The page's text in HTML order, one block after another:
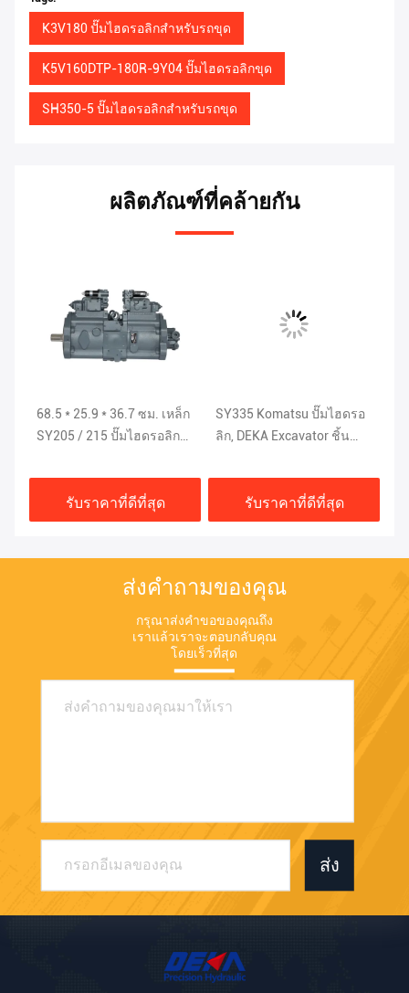
K3V180 ปั๊มไฮดรอลิกสำหรับรถขุด
K5V160DTP-180R-9Y04 ปั๊มไฮดรอลิกขุด
SH350-5 ปั๊มไฮดรอลิกสำหรับรถขุด
ผลิตภัณฑ์ที่คล้ายกัน
68.5 * 25.9 * 36.7 ซม. เหล็ก
SY205 / 215 ปั๊มไฮดรอลิก
รับราคาที่ดีที่สุด
SY335 Komatsu ปั๊มไฮดรอ
ลิก, DEKA Excavator ชิ้น
9N1H
รับราคาที่ดีที่สุด
ส่งคำถามของคุณ
กรุณาส่งคำขอของคุณถึง
เราแล้วเราจะตอบกลับคุณ
โดยเร็วที่สุด
ส่ง